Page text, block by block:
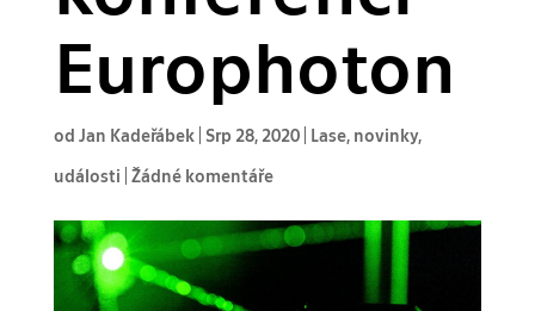
Europhoton
od Jan Kadeřábek| Srp 28, 2020| Lase, novinky,
události Žádné komentáře